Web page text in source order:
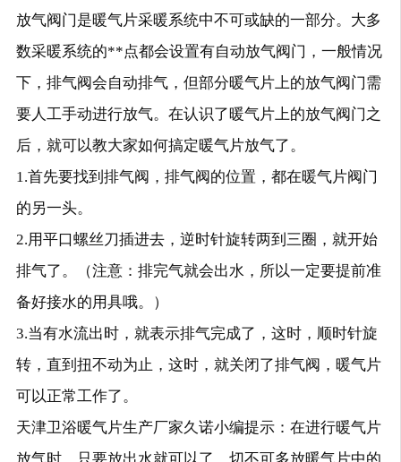
放气阀门是暖气片采暖系统中不可或缺的一部分。大多
数采暖系统的**点都会设置有自动放气阀门，一般情况
下，排气阀会自动排气，但部分暖气片上的放气阀门需
要人工手动进行放气。在认识了暖气片上的放气阀门之
后，就可以教大家如何搞定暖气片放气了。
1.首先要找到排气阀，排气阀的位置，都在暖气片阀门
的另一头。
2.用平口螺丝刀插进去，逆时针旋转两到三圈，就开始
排气了。（注意：排完气就会出水，所以一定要提前准
备好接水的用具哦。）
3.当有水流出时，就表示排气完成了，这时，顺时针旋
转，直到扭不动为止，这时，就关闭了排气阀，暖气片
可以正常工作了。
天津卫浴暖气片生产厂家久诺小编提示：在进行暖气片